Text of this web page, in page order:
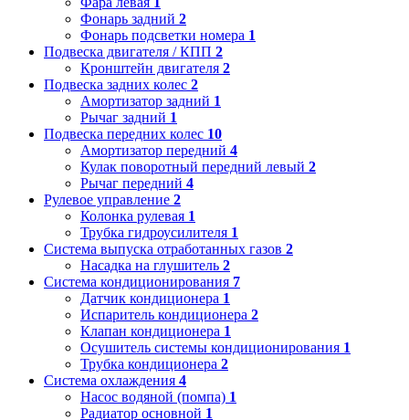
Фонарь задний 2
Фонарь подсветки номера 1
Подвеска двигателя / КПП 2
Кронштейн двигателя 2
Подвеска задних колес 2
Амортизатор задний 1
Рычаг задний 1
Подвеска передних колес 10
Амортизатор передний 4
Кулак поворотный передний левый 2
Рычаг передний 4
Рулевое управление 2
Колонка рулевая 1
Трубка гидроусилителя 1
Система выпуска отработанных газов 2
Насадка на глушитель 2
Система кондиционирования 7
Датчик кондиционера 1
Испаритель кондиционера 2
Клапан кондиционера 1
Осушитель системы кондиционирования 1
Трубка кондиционера 2
Система охлаждения 4
Насос водяной (помпа) 1
Радиатор основной 1